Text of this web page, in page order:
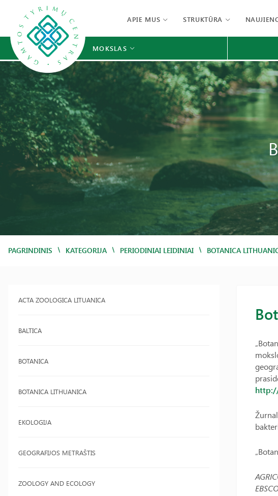
APIE MUS STRUKTŪRA
MOKSLAS
PAGRINDINIS / KATEGORIJA / PERIODINIAI LEIDINIAI / BOTANICA
ACTA ZOOLOGICA LITUANICA
BALTICA
BOTANICA
BOTANICA LITHUANICA
EKOLOGIJA
GEOGRAFIJOS METRAŠTIS
ZOOLOGY AND ECOLOGY